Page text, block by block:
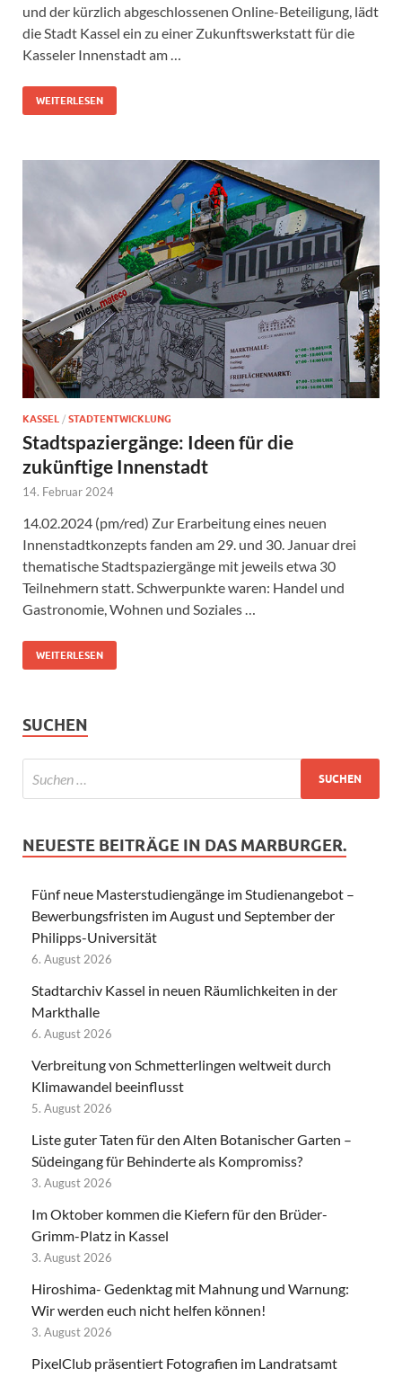
und der kürzlich abgeschlossenen Online-Beteiligung, lädt
die Stadt Kassel ein zu einer Zukunftswerkstatt für die
Kasseler Innenstadt am …
WEITERLESEN
KASSEL / STADTENTWICKLUNG
Stadtspaziergänge: Ideen für die
zukünftige Innenstadt
14. Februar 2024
14.02.2024 (pm/red) Zur Erarbeitung eines neuen
Innenstadtkonzepts fanden am 29. und 30. Januar drei
thematische Stadtspaziergänge mit jeweils etwa 30
Teilnehmern statt. Schwerpunkte waren: Handel und
Gastronomie, Wohnen und Soziales …
WEITERLESEN
SUCHEN
NEUESTE BEITRÄGE IN DAS MARBURGER.
Fünf neue Masterstudiengänge im Studienangebot –
Bewerbungsfristen im August und September der
Philipps-Universität
6. August 2026
Stadtarchiv Kassel in neuen Räumlichkeiten in der
Markthalle
6. August 2026
Verbreitung von Schmetterlingen weltweit durch
Klimawandel beeinflusst
5. August 2026
Liste guter Taten für den Alten Botanischer Garten –
Südeingang für Behinderte als Kompromiss?
3. August 2026
Im Oktober kommen die Kiefern für den Brüder-
Grimm-Platz in Kassel
3. August 2026
Hiroshima- Gedenktag mit Mahnung und Warnung:
Wir werden euch nicht helfen können!
3. August 2026
PixelClub präsentiert Fotografien im Landratsamt